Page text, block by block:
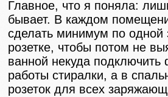
Главное, что я поняла:
бывает. В каждом
сделать минимум по одной
розетке, чтобы потом не
ванной некуда
работы стиралки, а в
розеток для всех